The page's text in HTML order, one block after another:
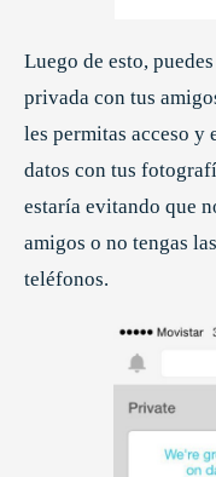
Luego de esto,
privada con tus
les permitas acceso y
datos con tus
estaría evitando que
amigos o no tengas
teléfonos.